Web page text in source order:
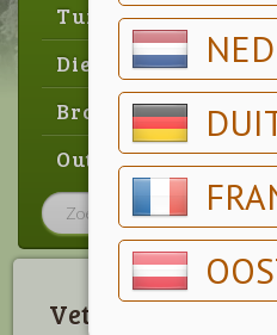
Tuin
Dier
Brood & gebak
Outlet
Vetramil